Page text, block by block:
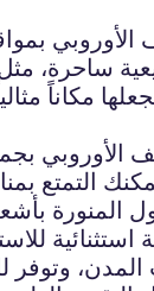
الأوروبي
ساحرة، مثل
مكاناً
الأوروبي
التمتع
المنورة
وتوفر